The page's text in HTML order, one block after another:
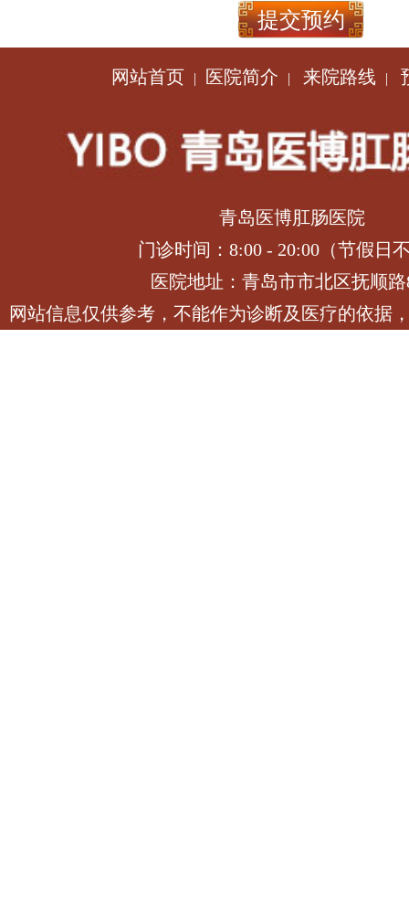
网站首页 | 医院简介 | 来院路线 |
青岛医博肛肠医院
门诊时间：8:00 - 20:00（节假日
医院地址：青岛市市北区抚顺
网站信息仅供参考，不能作为诊断及医疗的依据